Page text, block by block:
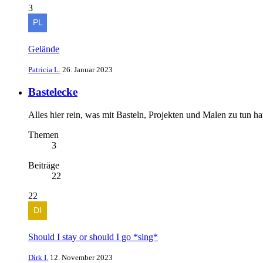
3
Gelände
Patricia L. 26. Januar 2023
Bastelecke
Alles hier rein, was mit Basteln, Projekten und Malen zu tun
Themen
3
Beiträge
22
22
Should I stay or should I go *sing*
Dirk I. 12. November 2023